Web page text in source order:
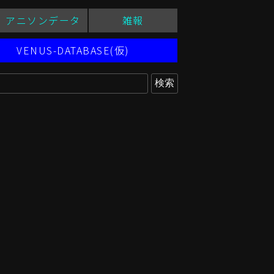
アニソンデータ 雑報
VENUS-DATABASE(仮)